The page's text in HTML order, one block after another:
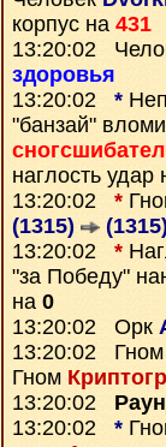
корпус на 431
13:20:02
здоровья
13:20:02 *
"банзай"
наглость удар
13:20:02 *
(1315)
13:20:02 *
"за Победу"
на 0
13:20:02 Орк
13:20:02 Гном
Гном
13:20:02
13:20:02 *